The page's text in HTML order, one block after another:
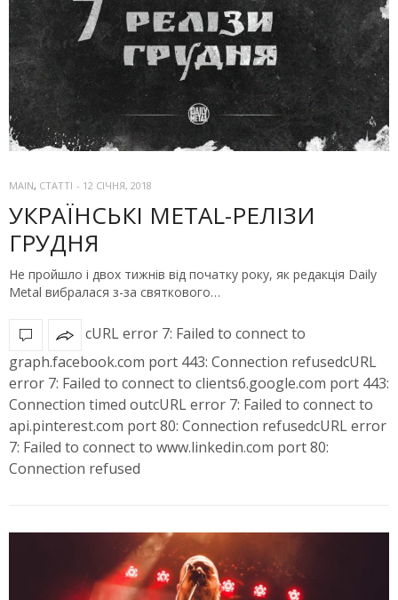
MAIN, СТАТТІ - 12 СІЧНЯ, 2018
УКРАЇНСЬКІ METAL-РЕЛІЗИ
ГРУДНЯ
Не пройшло і двох тижнів від початку року, як редакція Daily
Metal вибралася з-за святкового…
cURL error 7: Failed to connect to
graph.facebook.com port 443: Connection refusedcURL
error 7: Failed to connect to clients6.google.com port 443:
Connection timed outcURL error 7: Failed to connect to
api.pinterest.com port 80: Connection refusedcURL error
7: Failed to connect to www.linkedin.com port 80:
Connection refused